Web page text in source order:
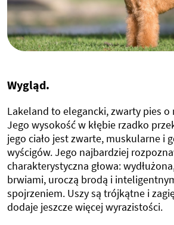
Wygląd.
Lakeland to elegancki, zwarty pies
Jego wysokość w kłębie rzadko
jego ciało jest zwarte, muskularne i
wyścigów. Jego najbardziej
charakterystyczna głowa:
brwiami, uroczą brodą i
spojrzeniem. Uszy są trójkątne i
dodaje jeszcze więcej wyrazistości.